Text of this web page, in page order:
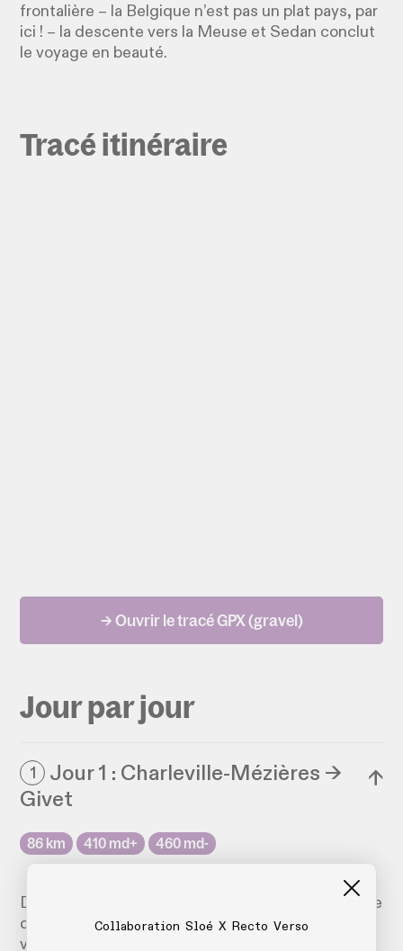
frontalière – la Belgique n’est pas un plat pays, par
ici ! – la descente vers la Meuse et Sedan conclut
le voyage en beauté.
Tracé itinéraire
→ Ouvrir le tracé GPX (gravel)
Jour par jour
1
Jour 1 : Charleville-Mézières →
Givet
↓
86 km 410 md+ 460 md-
Devant la gare de Charleville, visitez la boulangerie
de la place pour prendre des force avant des filer
vers le Nord. Traversez un méandre puis retrouver
Collaboration Sloé X Recto Verso